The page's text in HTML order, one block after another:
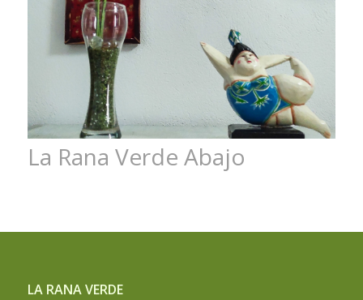
La Rana Verde Abajo
LA RANA VERDE